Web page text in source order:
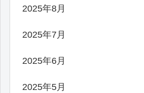
2025年8月
2025年7月
2025年6月
2025年5月